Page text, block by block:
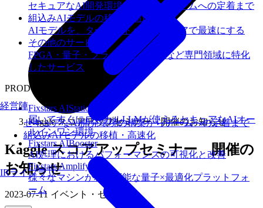
セキュアなAI開発環境の構築からチームへの定着まで
組込みAIモデルの移植・高速化
AIモデルを、ターゲットハードウェアで最速にする
その他のサービス
FPGA・量子・フラッシュメモリなど専門領域に特化
したサービス
PRODUCTS
Fixstars AIStation
届いてすぐにローカルLLMが使えるセキュアなAIオー
ルインワン環境
Fixstars AIBooster
AI処理におけるパフォーマンスの可視化と改善
Fixstars Amplify
様々なマシンが利用可能な量子×最適化プラットフォ
ーム
経営陣
セキュアなAI開発環境の構築からチームへの定着まで
組込みAIモデルの移植・高速化
IRライブラリ
Kaggle スコアアップセミナー 開催のお知らせ
Kaggle スコアアップセミナー 開催の
お知らせ
2023-07-11 イベント・セミナー